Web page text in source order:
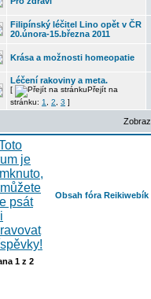
Filipínský léčitel Lino opět v ČR
20.února-15.března 2011
Krása a možnosti homeopatie
Léčení rakoviny a meta.
[
Přejít na
stránku: 1 2 3 ]
Obsah fóra Reikiwebík
1 z 2